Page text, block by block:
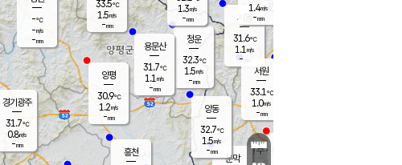
문막
청운
32.3℃
1.5m/s
-mm
1.3m/s
-mm
양동
32.7℃
1.5m/s
-mm
경기광주
31.7℃
0.8m/s
-mm
33.5℃
1.5m/s
-mm
-℃
-m/s
-mm
흥천
시동
31.6℃
1.1 m/s
- mm
서원
33.1℃
1.0m/s
-mm
용문산
31.7℃
1.1 m/s
-mm
1.4m/s
-mm
양평
30.9℃
1.2m/s
-mm